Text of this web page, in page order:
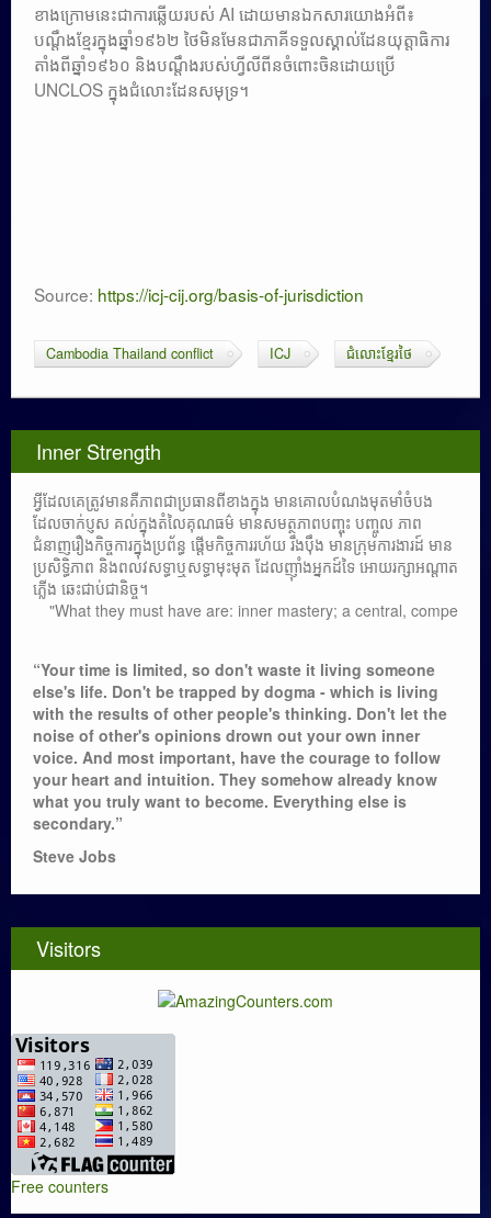
ខាងក្រោមនេះជាការឆ្លេីយរបស់ AI ដោយមានឯកសារយោងអំពី៖
បណ្តឹងខ្មែរក្នុងឆ្នាំ១៩៦២ ថៃមិនមែនជាភាគីទទួលស្គាល់ដែនយុត្តាធិការ
តាំងពីឆ្នាំ១៩៦០ និងបណ្តឹងរបស់ហ្វីលីពីនចំពោះចិនដោយប្រេី
UNCLOS ក្នុងជំលោះដែនសមុទ្រ។
Source: https://icj-cij.org/basis-of-jurisdiction
Cambodia Thailand conflict ICJ ជំលោះខ្មែរថៃ
Inner Strength
អ្វីដែលគេត្រូវមានគឺភាពជាប្រធានពីខាងក្នុង មានគោលបំណងមុតមាំចំបង
ដែលចាក់ប្ញស គល់ក្នុងតំលៃគុណធម៌ មានសមត្ថភាពបញ្ចុះ បញ្ចូល ភាព
ជំនាញរឿងកិច្ចការក្នុងប្រព័ន្ធ ផ្តើមកិច្ចការរហ័យ រឹងប៉ឹង មានក្រុមការងារដ៍ មាន
ប្រសិទ្ធិភាព និងពលវសទ្ធាឬសទ្ធាមុះមុត ដែលញ៉ាំងអ្នកដ៍ទៃ អោយរក្សាអណ្តាត
ភ្លើង ឆេះជាប់ជានិច្ច។
"What they must have are: inner mastery; a central, compelling
“Your time is limited, so don't waste it living someone
else's life. Don't be trapped by dogma - which is living
with the results of other people's thinking. Don't let the
noise of other's opinions drown out your own inner
voice. And most important, have the courage to follow
your heart and intuition. They somehow already know
what you truly want to become. Everything else is
secondary.”
Steve Jobs
Visitors
Free counters